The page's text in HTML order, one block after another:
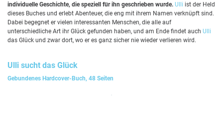
individuelle Geschichte, die speziell für ihn geschrieben wurde. Ulli ist der Held
dieses Buches und erlebt Abenteuer, die eng mit ihrem Namen verknüpft sind.
Dabei begegnet er vielen interessanten Menschen, die alle auf
unterschiedliche Art ihr Glück gefunden haben, und am Ende findet auch Ulli
das Glück und zwar dort, wo er es ganz sicher nie wieder verlieren wird.
Ulli sucht das Glück
Gebundenes Hardcover-Buch, 48 Seiten